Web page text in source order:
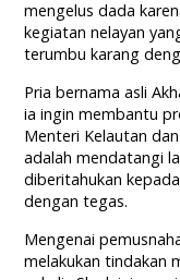
mengelus dada
kegiatan nelayan
terumbu karang
Pria bernama asli
ia ingin membantu
Menteri Kelautan
adalah mendatangi
diberitahukan
dengan tegas.
Mengenai
melakukan tindakan